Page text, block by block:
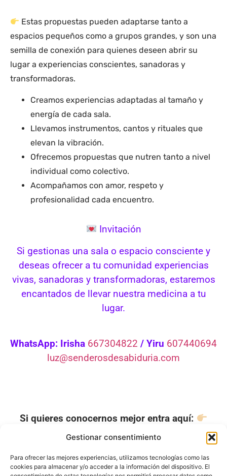
Gestionar consentimiento
Para ofrecer las mejores experiencias, utilizamos tecnologías como las
cookies para almacenar y/o acceder a la información del dispositivo. El
Estas propuestas pueden adaptarse tanto a
espacios pequeños como a grupos grandes, y son una
semilla de conexión para quienes deseen abrir su
lugar a experiencias conscientes, sanadoras y
transformadoras.
Creamos experiencias adaptadas al tamaño y
energía de cada sala.
Llevamos instrumentos, cantos y rituales que
elevan la vibración.
Ofrecemos propuestas que nutren tanto a nivel
individual como colectivo.
Acompañamos con amor, respeto y
profesionalidad cada encuentro.
Invitación
Si gestionas una sala o espacio consciente y
deseas ofrecer a tu comunidad experiencias
vivas, sanadoras y transformadoras, estaremos
encantados de llevar nuestra medicina a tu
lugar.
WhatsApp: Irisha 667304822 / Yiru 607440694
luz@senderosdesabiduria.com
Si quieres conocernos mejor entra aquí:
NOSOTROS